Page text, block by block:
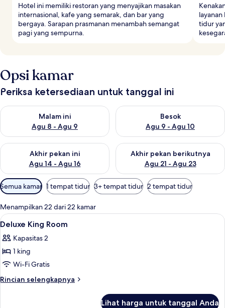
Hotel ini memiliki restoran yang menyajikan masakan
internasional, kafe yang semarak, dan bar yang
bergaya. Sarapan prasmanan menambah semangat
pagi yang sempurna.
tidur
Opsi kamar
Periksa ketersediaan untuk tanggal ini
Malam ini
Agu 8 - Agu 9
Periksa ketersediaan untuk malam ini Agu 8 - Agu 9
Besok
Agu 9 - Agu 10
Periksa ketersediaan untuk
Akhir pekan ini
Agu 14 - Agu 16
Periksa ketersediaan untuk akhir pekan ini Agu 14 - Agu 16
Akhir pekan berikutnya
Agu 21 - Agu 23
Periksa ketersediaan untuk
Filter
tersedia
untuk
kamar
Semua kamar 1 tempat tidur 3+ tempat tidur 2 tempat tidur
Menampilkan 22 dari 22 kamar
Lihat
semua
foto
untuk
Deluxe
King
Minibar, brankas, meja kerja, dan
2
Deluxe King Room
Kapasitas 2
1 king
Wi-Fi Gratis
Rincian selengkapnya
Rincian
Lihat harga untuk tanggal Anda